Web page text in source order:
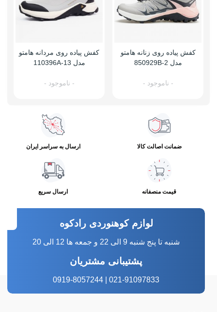
کفش پیاده روی زنانه هامتو
مدل 850929B-2
- ناموجود -
کفش پیاده روی مردانه هامتو
مدل 110396A-13
- ناموجود -
ضمانت اصالت کالا ارسال به سراسر ایران
قیمت منصفانه ارسال سریع
لوازم کوهنوردی رادکوه
شنبه تا پنج شنبه 9 الی 22 و جمعه ها 12 الی 20
پشتیبانی مشتریان
021-91097833 | 0919-8057244